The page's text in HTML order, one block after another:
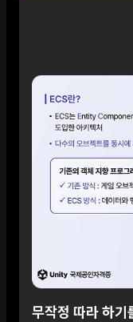
무작정 따라 하기